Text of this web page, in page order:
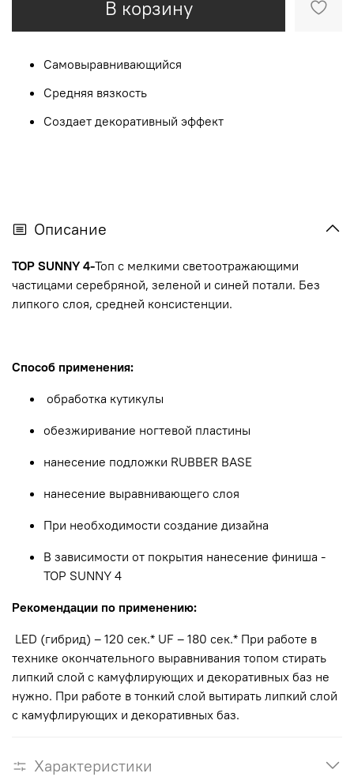
В корзину
Самовыравнивающийся
Средняя вязкость
Создает декоративный эффект
Описание
TOP SUNNY 4-Топ с мелкими светоотражающими
частицами серебряной, зеленой и синей потали. Без
липкого слоя, средней консистенции.
Способ применения:
обработка кутикулы
обезжиривание ногтевой пластины
нанесение подложки RUBBER BASE
нанесение выравнивающего слоя
При необходимости создание дизайна
В зависимости от покрытия нанесение финиша -
TOP SUNNY 4
Рекомендации по применению:
LED (гибрид) – 120 сек.* UF – 180 сек.* При работе в
технике окончательного выравнивания топом стирать
липкий слой с камуфлирующих и декоративных баз не
нужно. При работе в тонкий слой вытирать липкий слой
с камуфлирующих и декоративных баз.
Характеристики